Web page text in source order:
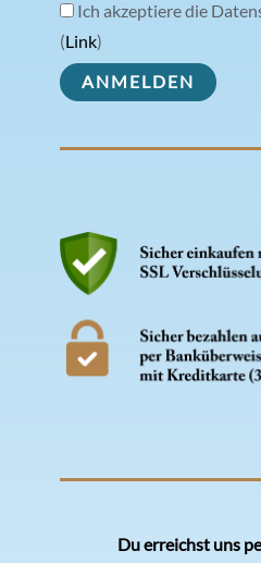
Ich akzeptiere die
(Link)
Du erreichst uns